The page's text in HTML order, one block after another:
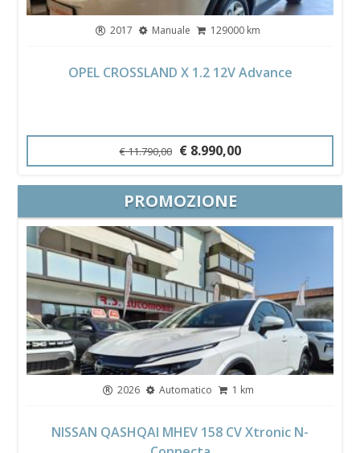
2017 Manuale 129000 km
OPEL CROSSLAND X 1.2 12V Advance
€ 11.790,00 € 8.990,00
PROMOZIONE
2026 Automatico 1 km
NISSAN QASHQAI MHEV 158 CV Xtronic N-